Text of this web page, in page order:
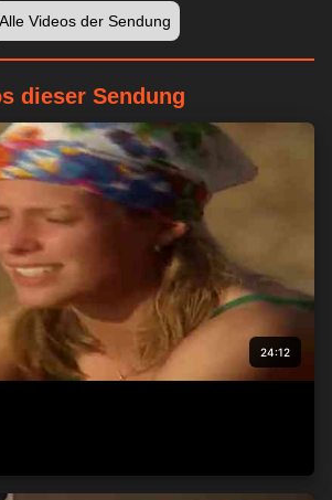
Alle Videos der Sendung
dieser Sendung
24:12